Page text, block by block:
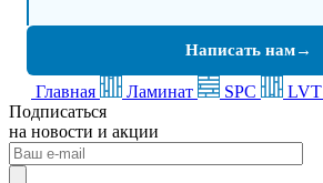
Написать нам→
Главная Ламинат SPC LVT
Подписаться
на новости и акции